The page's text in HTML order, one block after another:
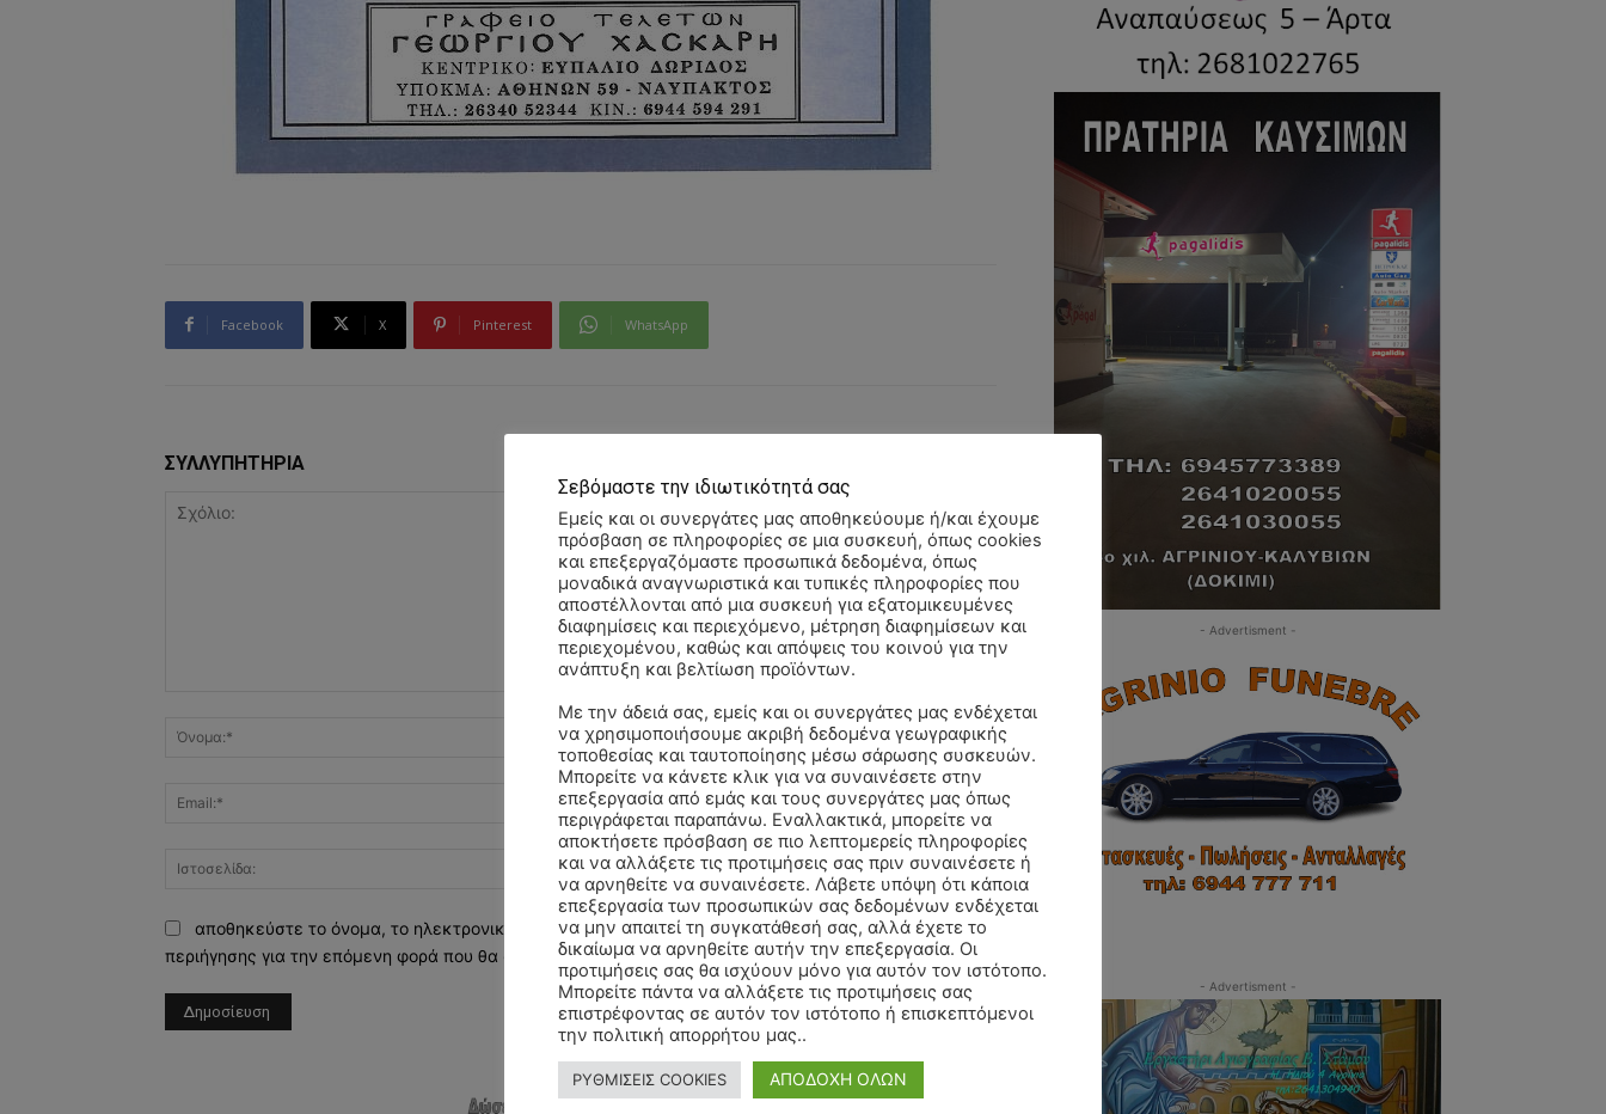
Facebook X Pinterest WhatsApp
ΣΥΛΛΥΠΗΤΗΡΙΑ
Όνομα:*
Email:*
Ιστοσελίδα:
αποθηκεύστε το όνομα, το ηλεκτρονικό ταχυδρομείο και τον ιστότοπό μου σε αυτό το πρόγραμμα
περιήγησης για την επόμενη φορά που θα σχολιάσω.
- Advertisment -
- Advertisment -
Σεβόμαστε την ιδιωτικότητά σας
Εμείς και οι συνεργάτες μας αποθηκεύουμε ή/και έχουμε
πρόσβαση σε πληροφορίες σε μια συσκευή, όπως cookies
και επεξεργαζόμαστε προσωπικά δεδομένα, όπως
μοναδικά αναγνωριστικά και τυπικές πληροφορίες που
αποστέλλονται από μια συσκευή για εξατομικευμένες
διαφημίσεις και περιεχόμενο, μέτρηση διαφημίσεων και
περιεχομένου, καθώς και απόψεις του κοινού για την
ανάπτυξη και βελτίωση προϊόντων.
Με την άδειά σας, εμείς και οι συνεργάτες μας ενδέχεται
να χρησιμοποιήσουμε ακριβή δεδομένα γεωγραφικής
τοποθεσίας και ταυτοποίησης μέσω σάρωσης συσκευών.
Μπορείτε να κάνετε κλικ για να συναινέσετε στην
επεξεργασία από εμάς και τους συνεργάτες μας όπως
περιγράφεται παραπάνω. Εναλλακτικά, μπορείτε να
αποκτήσετε πρόσβαση σε πιο λεπτομερείς πληροφορίες
και να αλλάξετε τις προτιμήσεις σας πριν συναινέσετε ή
να αρνηθείτε να συναινέσετε. Λάβετε υπόψη ότι κάποια
επεξεργασία των προσωπικών σας δεδομένων ενδέχεται
να μην απαιτεί τη συγκατάθεσή σας, αλλά έχετε το
δικαίωμα να αρνηθείτε αυτήν την επεξεργασία. Οι
προτιμήσεις σας θα ισχύουν μόνο για αυτόν τον ιστότοπο.
Μπορείτε πάντα να αλλάξετε τις προτιμήσεις σας
επιστρέφοντας σε αυτόν τον ιστότοπο ή επισκεπτόμενοι
την πολιτική απορρήτου μας..
ΡΥΘΜΙΣΕΙΣ COOKIES ΑΠΟΔΟΧΗ ΟΛΩΝ